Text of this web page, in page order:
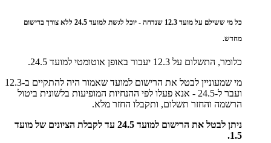
כל מי ששילם על מועד 12.3 שנדחה - יוכל לגשת למועד 24.5 ללא צורך ברישום
מחדש.
כלומר, התשלום על 12.3 יעבור באופן אוטומטי למועד 24.5.
מי שמעוניין לבטל את הרישום למועד שאמור היה להתקיים ב-12.3
ועבר ל-24.5 - אנא פעלו לפי ההנחיות המופיעות בלשונית ביטול
הרשמה והחזר תשלום, ותקבלו החזר מלא.
ניתן לבטל את הרישום למועד 24.5 עד לקבלת הציונים של מועד
1.5.